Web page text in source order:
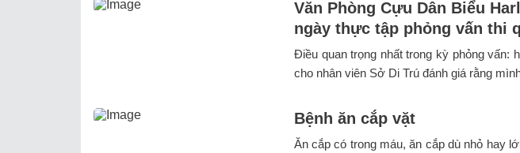
Văn Phòng Cựu Dân Biểu
ngày thực tập phỏng vấn thi
Điều quan trọng nhất trong kỳ phỏng vấn:
cho nhân viên Sở Di Trú đánh giá rằng
Bệnh ăn cắp vặt
Ăn cắp có trong máu, ăn cắp dù nhỏ hay